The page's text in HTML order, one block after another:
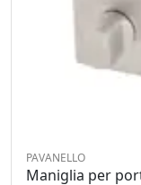
PAVANELLO
Maniglia per